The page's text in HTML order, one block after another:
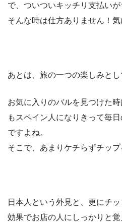
で、ついついキッチリ支払いが
そんな時は仕方ありません！気
あとは、旅の一つの楽しみとし
お気に入りのバルを見つけた
もスペイン人になりきって毎
ですよね。
そこで、 あまりケチらずチップ
日本人という外見と、更にチ
効果でお店の人にしっかりと